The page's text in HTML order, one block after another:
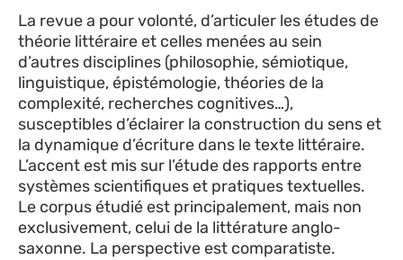
La revue a pour volonté, d’articuler les études de
théorie littéraire et celles menées au sein
d’autres disciplines (philosophie, sémiotique,
linguistique, épistémologie, théories de la
complexité, recherches cognitives…),
susceptibles d’éclairer la construction du sens et
la dynamique d’écriture dans le texte littéraire.
L’accent est mis sur l’étude des rapports entre
systèmes scientifiques et pratiques textuelles.
Le corpus étudié est principalement, mais non
exclusivement, celui de la littérature anglo-
saxonne. La perspective est comparatiste.